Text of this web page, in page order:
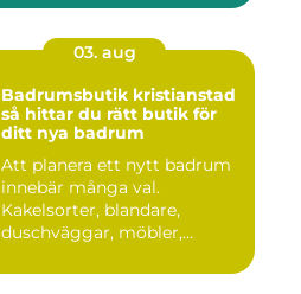
03. aug
Badrumsbutik kristianstad
så hittar du rätt butik för
ditt nya badrum
Att planera ett nytt badrum
innebär många val.
Kakelsorter, blandare,
duschväggar, möbler,